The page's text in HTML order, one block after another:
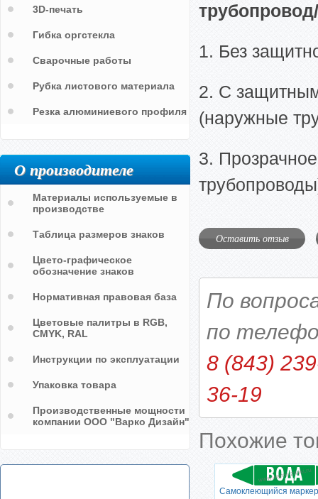
1. Без
2. С
(наружные
3.
Оставить отзыв
По
по
8 (843)
36-19
Похожие
Самоклеющийся
3D-печать
Гибка оргстекла
Сварочные работы
Рубка листового материала
Резка алюминиевого профиля
О производителе
Материалы используемые в
производстве
Таблица размеров знаков
Цвето-графическое
обозначение знаков
Нормативная правовая база
Цветовые палитры в RGB,
CMYK, RAL
Инструкции по эксплуатации
Упаковка товара
Производственные мощности
компании ООО "Варко Дизайн"